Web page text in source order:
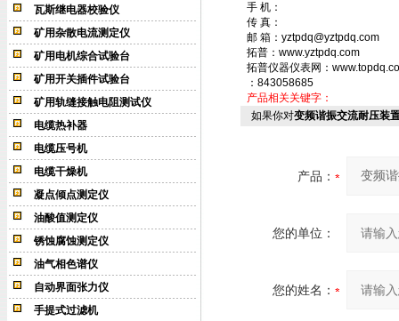
瓦斯继电器校验仪
矿用杂散电流测定仪
矿用电机综合试验台
矿用开关插件试验台
矿用轨缝接触电阻测试仪
电缆热补器
电缆压号机
电缆干燥机
凝点倾点测定仪
油酸值测定仪
锈蚀腐蚀测定仪
油气相色谱仪
自动界面张力仪
手提式过滤机
手 机：
传 真：
邮 箱：yztpdq@yztpdq.com
拓普：www.yztpdq.com
拓普仪器仪表网：
：843058685
产品相关关键字：
如果你对变频谐振交流耐压装
产品：
您的单位：
您的姓名：